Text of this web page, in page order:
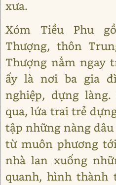
xưa.
Xóm Tiều Phu
Thượng, thôn
Thượng nằm ngay
ấy là nơi ba gia
nghiệp, dựng
qua, lứa trai trẻ
tập những nàng
từ muôn phương
nhà lan xuống
quanh, hình